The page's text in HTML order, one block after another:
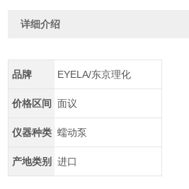
详细介绍
品牌 EYELA/东京理化
价格区间 面议
仪器种类 蠕动泵
产地类别 进口